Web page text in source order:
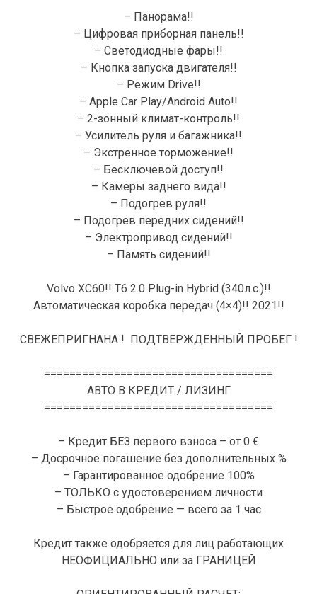
– Панорама!!
– Цифровая приборная панель!!
– Светодиодные фары!!
– Кнопка запуска двигателя!!
– Режим Drive!!
– Apple Car Play/Android Auto!!
– 2-зонный климат-контроль!!
– Усилитель руля и багажника!!
– Экстренное торможение!!
– Бесключевой доступ!!
– Камеры заднего вида!!
– Подогрев руля!!
– Подогрев передних сидений!!
– Электропривод сидений!!
– Память сидений!!
Volvo XC60!! T6 2.0 Plug-in Hybrid (340л.с.)!!
Автоматическая коробка передач (4×4)!! 2021!!
СВЕЖЕПРИГНАНА ! ПОДТВЕРЖДЕННЫЙ ПРОБЕГ !
====================================
АВТО В КРЕДИТ / ЛИЗИНГ
====================================
– Кредит БЕЗ первого взноса – от 0 €
– Досрочное погашение без дополнительных %
– Гарантированное одобрение 100%
– ТОЛЬКО с удостоверением личности
– Быстрое одобрение — всего за 1 час
Кредит также одобряется для лиц работающих
НЕОФИЦИАЛЬНО или за ГРАНИЦЕЙ